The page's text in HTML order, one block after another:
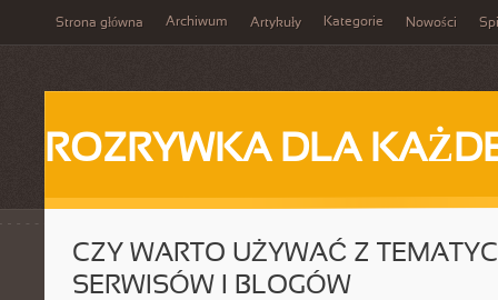
Strona główna Archiwum Artykuły Kategorie Nowości
ROZRYWKA DLA
CZY WARTO UŻYWAĆ Z
SERWISÓW I BLOGÓW